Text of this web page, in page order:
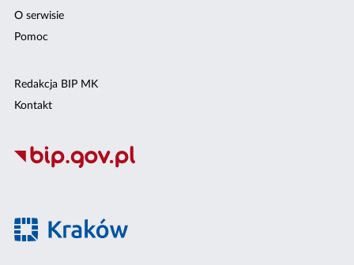
O serwisie
Pomoc
Redakcja BIP MK
Kontakt